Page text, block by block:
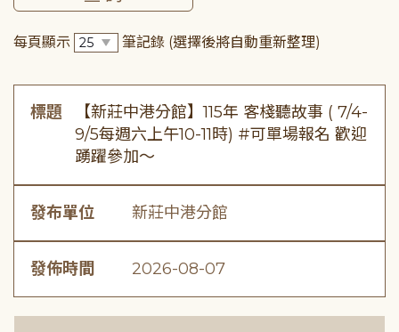
每頁顯示 筆記錄 (選擇後將自動重新整理)
標題
【新莊中港分館】115年 客棧聽故事 ( 7/4-
9/5每週六上午10-11時) #可單場報名 歡迎
踴躍參加～
發布單位 新莊中港分館
發佈時間 2026-08-07